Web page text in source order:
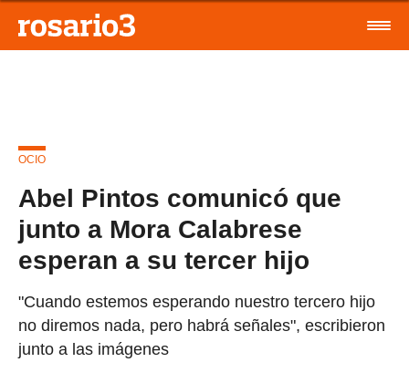
OCIO
Abel Pintos comunicó que
junto a Mora Calabrese
esperan a su tercer hijo
"Cuando estemos esperando nuestro tercero hijo
no diremos nada, pero habrá señales", escribieron
junto a las imágenes